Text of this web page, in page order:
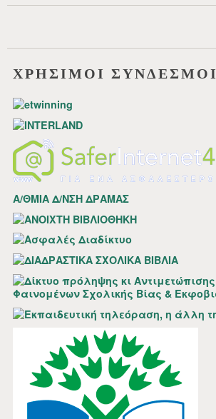
ΧΡΗΣΙΜΟΙ ΣΥΝΔΕΣΜΟΙ
Α/ΘΜΙΑ Δ/ΝΣΗ ΔΡΑΜΑΣ